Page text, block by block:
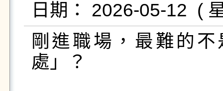
剛進職場，最難的
處」？